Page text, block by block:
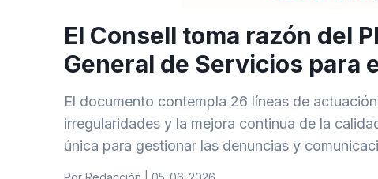
El Consell toma razón del
General de Servicios para
El documento contempla 26 líneas de
irregularidades y la mejora continua de la
única para gestionar las denuncias y